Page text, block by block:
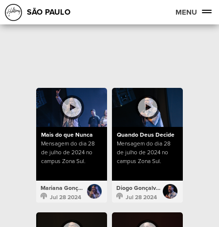
SÃO PAULO MENU
Mais do que Nunca
Mensagem do dia 28
de julho de 2024 no
campus Zona Sul.
Mariana Gonçalves
Jul 28 2024
Quando Deus Decide
Mensagem do dia 28
de julho de 2024 no
campus Zona Sul.
Diogo Gonçalves
Jul 28 2024